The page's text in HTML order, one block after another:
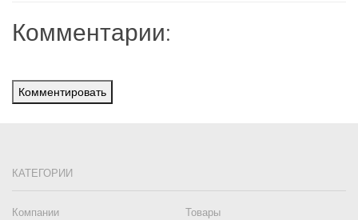
Комментарии:
Комментировать
КАТЕГОРИИ
Компании
Товары